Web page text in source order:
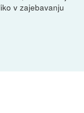
v zajebavanju